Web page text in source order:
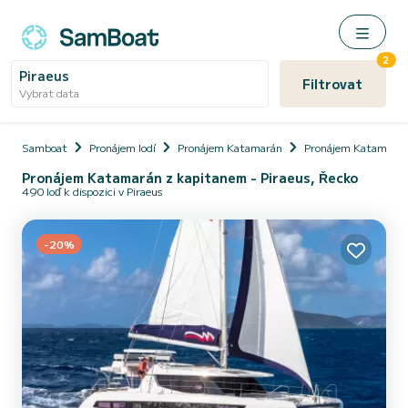
Piraeus
Vybrat data Filtrovat
2
Samboat Pronájem lodí Pronájem Katamarán Pronájem
Pronájem Katamarán z kapitanem - Piraeus, Řecko
490 loď k dispozici v Piraeus
-20%